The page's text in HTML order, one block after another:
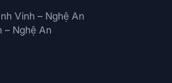
Vinh – Nghệ An
– Nghệ An